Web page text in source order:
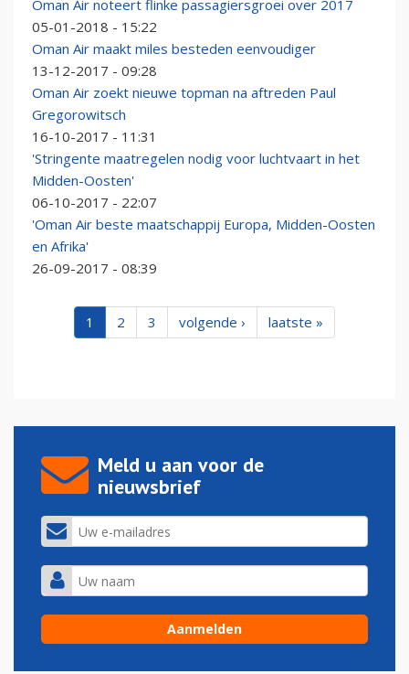
Oman Air noteert flinke passagiersgroei over 2017
05-01-2018 - 15:22
Oman Air maakt miles besteden eenvoudiger
13-12-2017 - 09:28
Oman Air zoekt nieuwe topman na aftreden Paul
Gregorowitsch
16-10-2017 - 11:31
'Stringente maatregelen nodig voor luchtvaart in het
Midden-Oosten'
06-10-2017 - 22:07
'Oman Air beste maatschappij Europa, Midden-Oosten
en Afrika'
26-09-2017 - 08:39
1 2 3 volgende › laatste »
Meld u aan voor de
nieuwsbrief